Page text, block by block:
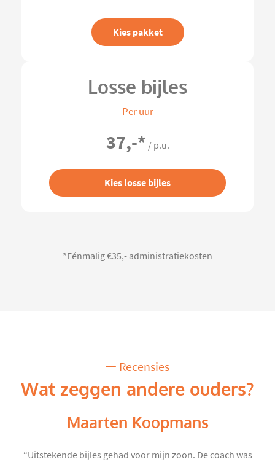
Kies pakket
Losse bijles
Per uur
37,-* / p.u.
Kies losse bijles
*Eénmalig €35,- administratiekosten
Recensies
Wat zeggen andere ouders?
Maarten Koopmans
“Uitstekende bijles gehad voor mijn zoon. De coach was